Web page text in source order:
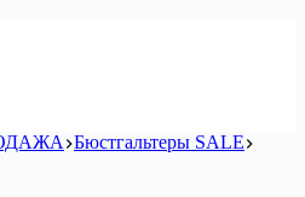
Бюстгальтеры SALE